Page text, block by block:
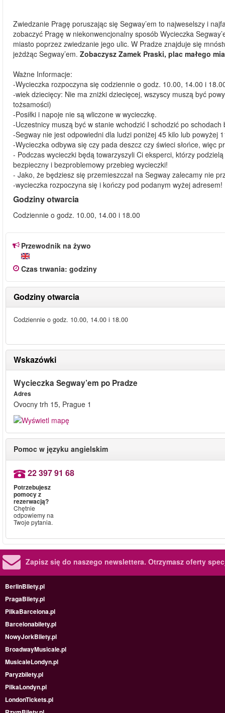
Zwiedzanie Pragę poruszając się Segway’em to najweselszy i
zobaczyć Pragę w niekonwencjonalny sposób Wycieczka
miasto poprzez zwiedzanie jego ulic. W Pradze znajduje się
jeżdżąc Segway’em. Zobaczysz Zamek Praski, plac małego
Ważne Informacje:
-Wycieczka rozpoczyna się codziennie o godz. 10.00, 14.00 i
-wiek dziecięcy: Nie ma zniżki dziecięcej, wszyscy muszą być
tożsamości)
-Posiłki i napoje nie są wliczone w wycieczkę.
-Uczestnicy muszą być w stanie wchodzić I schodzić po schodach
-Segway nie jest odpowiedni dla ludzi poniżej 45 kilo lub powyżej
-Wycieczka odbywa się czy pada deszcz czy świeci słońce, więc
- Podczas wycieczki będą towarzyszyli Ci eksperci, którzy
bezpieczny i bezproblemowy przebieg wycieczki!
- Jako, że będziesz się przemieszczał na Segway zalecamy nie
-wycieczka rozpoczyna się i kończy pod podanym wyżej adresem!
Godziny otwarcia
Codziennie o godz. 10.00, 14.00 i 18.00
Przewodnik na żywo
Czas trwania: godziny
Godziny otwarcia
Codziennie o godz. 10.00, 14.00 i 18.00
Wskazówki
Wycieczka Segway’em po Pradze
Adres
Ovocny trh 15, Prague 1
Pomoc w języku angielskim
22 397 91 68
Potrzebujesz
pomocy z
rezerwacją?
Chętnie
odpowiemy na
Twoje pytania.
Zapisz się do naszego newslettera. Otrzymasz oferty
BerlinBilety.pl
PragaBilety.pl
PilkaBarcelona.pl
Barcelonabilety.pl
NowyJorkBilety.pl
BroadwayMusicale.pl
MusicaleLondyn.pl
Paryzbilety.pl
PilkaLondyn.pl
LondonTickets.pl